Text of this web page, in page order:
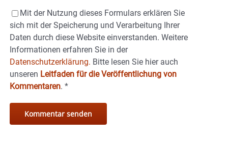
Mit der Nutzung dieses Formulars erklären Sie
sich mit der Speicherung und Verarbeitung Ihrer
Daten durch diese Website einverstanden. Weitere
Informationen erfahren Sie in der
Datenschutzerklärung. Bitte lesen Sie hier auch
unseren Leitfaden für die Veröffentlichung von
Kommentaren. *